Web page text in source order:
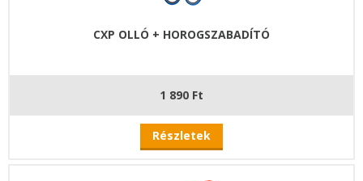
CXP OLLÓ + HOROGSZABADÍTÓ
1 890 Ft
Részletek